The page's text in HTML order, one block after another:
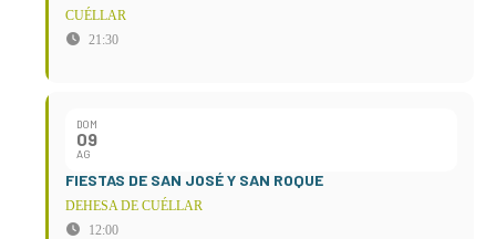
CUÉLLAR
21:30
DOM
09
AG
FIESTAS DE SAN JOSÉ Y SAN ROQUE
DEHESA DE CUÉLLAR
12:00